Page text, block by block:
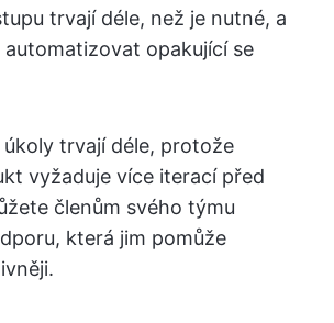
trvají déle, než je nutné, a
opakující se
trvají déle, protože
vyžaduje více iterací před
členům svého týmu
která jim pomůže